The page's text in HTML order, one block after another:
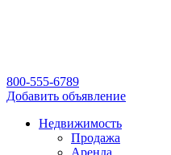
800-555-6789
Добавить объявление
Недвижимость
Продажа
Аренда